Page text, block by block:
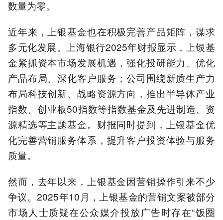
数量为零。
近年来，上银基金也在积极完善产品矩阵，谋求
多元化发展。上海银行2025年财报显示，上银基
金紧抓资本市场发展机遇，强化投研能力、优化
产品布局、深化客户服务；公司围绕新质生产力
布局科技创新、战略资源方向，推出半导体产业
指数、创业板50指数等指数基金及先进制造、资
源精选等主题基金。财报同时提到，上银基金优
化完善营销服务体系，提升客户投资体验与服务
质量。
然而，去年以来，上银基金因营销操作引来不少
争议。2025年10月，上银基金的营销文案被部分
市场人士质疑在公众媒介投放广告时存在“饭圈